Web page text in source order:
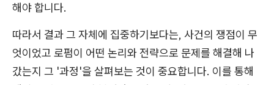
해야 합니다.
따라서 결과 그 자체에 집중하기보다는, 사건의 쟁점이 무
엇이었고 로펌이 어떤 논리와 전략으로 문제를 해결해 나
갔는지 그 '과정'을 살펴보는 것이 중요합니다. 이를 통해